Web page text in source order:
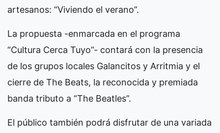
artesanos: “Viviendo el verano”.
La propuesta -enmarcada en el programa
“Cultura Cerca Tuyo”- contará con la presencia
de los grupos locales Galancitos y Arritmia y el
cierre de The Beats, la reconocida y premiada
banda tributo a “The Beatles”.
El público también podrá disfrutar de una variada